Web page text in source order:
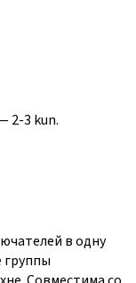
2-3 kun.
в одну
группы